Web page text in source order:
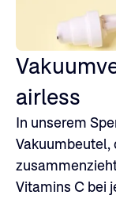
airless
In unserem
Vakuumbeutel,
Vitamins C bei